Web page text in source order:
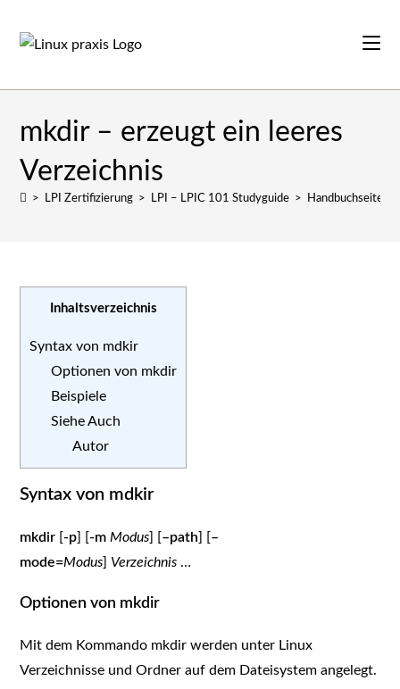
Inhalt
mkdir – erzeugt ein leeres
Verzeichnis
> LPI Zertifizierung > LPI – LPIC 101 Studyguide > Handbuchseiten
Inhaltsverzeichnis
Syntax von mdkir
Optionen von mkdir
Beispiele
Siehe Auch
Autor
Syntax von mdkir
mkdir [-p] [-m Modus] [–path] [–
mode=Modus] Verzeichnis …
Optionen von mkdir
Mit dem Kommando mkdir werden unter Linux
Verzeichnisse und Ordner auf dem Dateisystem angelegt.